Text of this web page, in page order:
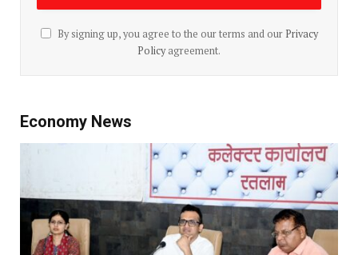
By signing up, you agree to the our terms and our Privacy
Policyagreement.
Economy News